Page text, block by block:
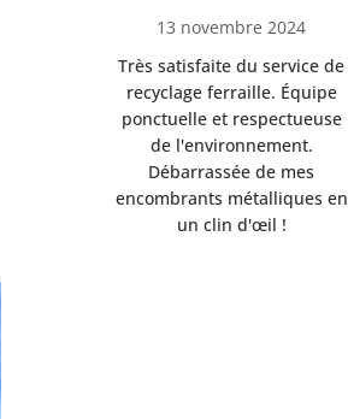
13 novembre 2024
Très satisfaite du service de
recyclage ferraille. Équipe
ponctuelle et respectueuse
de l'environnement.
Débarrassée de mes
encombrants métalliques en
un clin d'œil !